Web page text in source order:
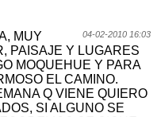
04-02-2010 16:03
MUY
PAISAJE Y LUGARES
MOQUEHUE Y PARA
EL CAMINO.
Q VIENE QUIERO
SI ALGUNO SE